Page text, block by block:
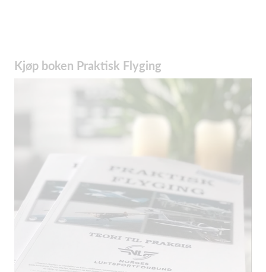
Kjøp boken Praktisk Flyging